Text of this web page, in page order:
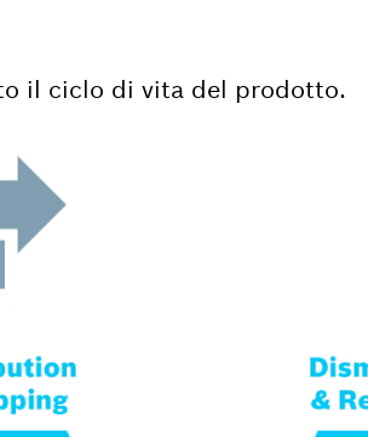
il ciclo di vita del prodotto.